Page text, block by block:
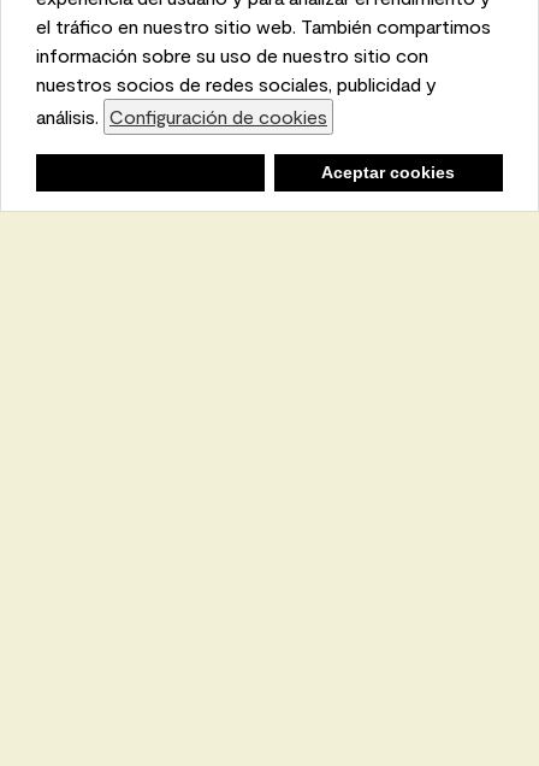
and to analyze performance and traffic on our website.
We also share information about your use of our site
with our social media, advertising, and analytics
partners. Cookie Settings
Accept Cookies
el tráfico en nuestro sitio web. También compartimos
información sobre su uso de nuestro sitio con
nuestros socios de redes sociales, publicidad y
análisis. Configuración de cookies
Aceptar cookies
Lista de compras